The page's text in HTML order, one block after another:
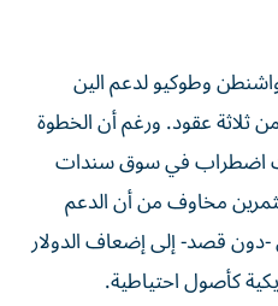
وطوكيو لدعم الين
ثلاثة عقود. ورغم أن الخطوة
اضطراب في سوق سندات
مخاوف من أن الدعم
-دون قصد- إلى إضعاف الدولار
كأصول احتياطية.